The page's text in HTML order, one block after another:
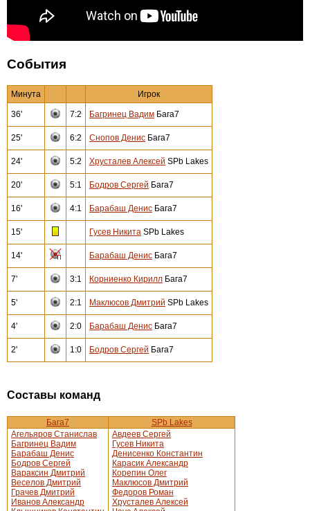
События
Минута Игрок
36' 7:2 Багринец Вадим Бага7
25' 6:2 Снопов Денис Бага7
24' 5:2 Хрусталев Алексей SPb Lakes
20' 5:1 Бодров Сергей Бага7
16' 4:1 Барабаш Денис Бага7
15' Гусев Никита SPb Lakes
14' Барабаш Денис Бага7
7' 3:1 Корниенко Кирилл Бага7
5' 2:1 Маклюсов Дмитрий SPb Lakes
4' 2:0 Барабаш Денис Бага7
2' 1:0 Бодров Сергей Бага7
Составы команд
Бага7
SPb Lakes
Агельяров Станислав
Багринец Вадим
Барабаш Денис
Бодров Сергей
Вараксин Дмитрий
Веселов Дмитрий
Грачев Дмитрий
Иванов Александр
Авдеев Сергей
Гусев Никита
Денисенко Константин
Карасик Александр
Корепин Олег
Маклюсов Дмитрий
Федоров Роман
Хрусталев Алексей